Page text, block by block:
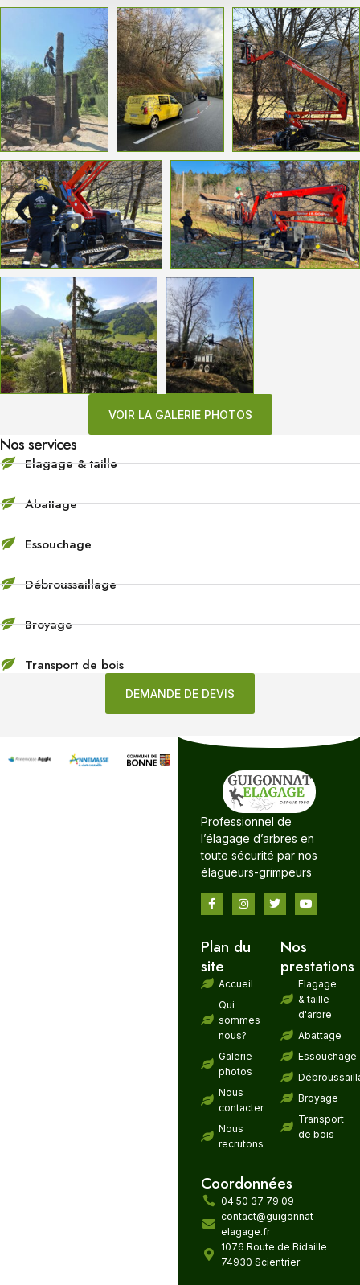
VOIR LA GALERIE PHOTOS
Nos services
Elagage & taille
Abattage
Essouchage
Débroussaillage
Broyage
Transport de bois
DEMANDE DE DEVIS
Professionnel de
l’élagage d’arbres en
toute sécurité par nos
élagueurs-grimpeurs
Plan du
site
Accueil
Qui
sommes
nous?
Galerie
photos
Nous
contacter
Nous
recrutons
Nos
prestations
Elagage
& taille
d'arbre
Abattage
Essouchage
Broyage
Transport
de bois
Coordonnées
04 50 37 79 09
contact@guigonnat-
elagage.fr
1076 Route de Bidaille
74930 Scientrier